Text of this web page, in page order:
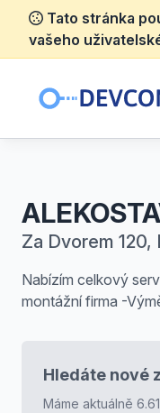
Tato stránka
vašeho
Za Dvorem 120,
Nabízím celkový
montážní firma -
Hledáte nové
Máme aktuálně